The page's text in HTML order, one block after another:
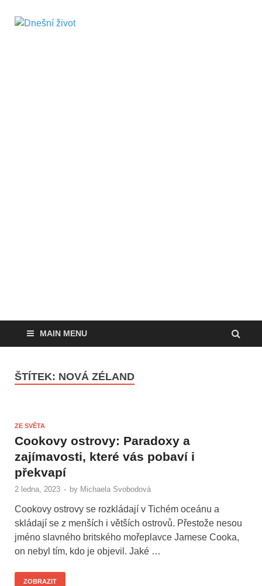
MAIN MENU
ŠTÍTEK: NOVÁ ZÉLAND
ZE SVĚTA
Cookovy ostrovy: Paradoxy a
zajímavosti, které vás pobaví i
překvapí
2 ledna, 2023 - by Michaela Svobodová
Cookovy ostrovy se rozkládají v Tichém oceánu a
skládají se z menších i větších ostrovů. Přestože nesou
jméno slavného britského mořeplavce Jamese Cooka,
on nebyl tím, kdo je objevil. Jaké …
ZOBRAZIT